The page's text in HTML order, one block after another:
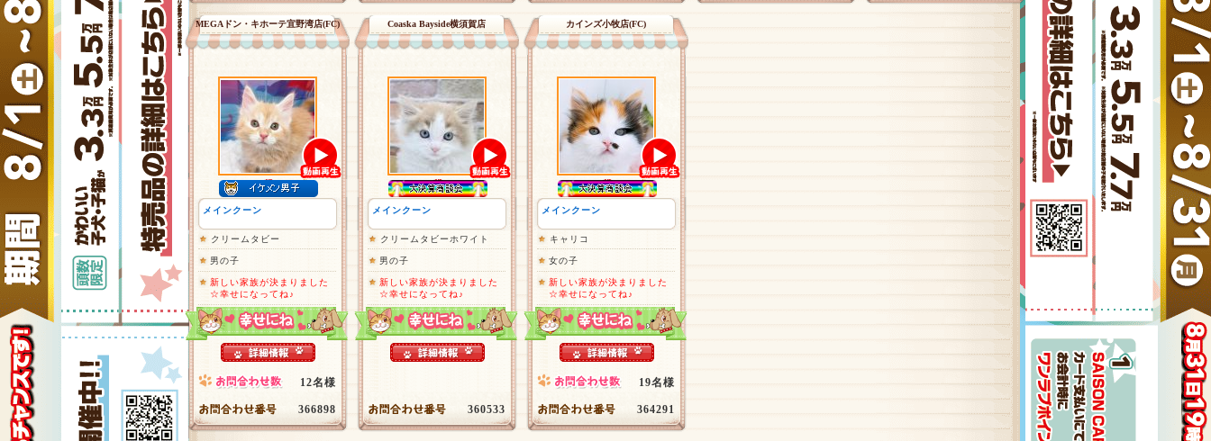
MEGAドン・キホーテ宜野湾店(FC)
メインクーン
クリームタビー
男の子
新しい家族が決まりました
☆幸せになってね♪
12名様
366898
Coaska Bayside横須賀店
メインクーン
クリームタビーホワイト
男の子
新しい家族が決まりました
☆幸せになってね♪
360533
カインズ小牧店(FC)
メインクーン
キャリコ
女の子
新しい家族が決まりました
☆幸せになってね♪
19名様
364291